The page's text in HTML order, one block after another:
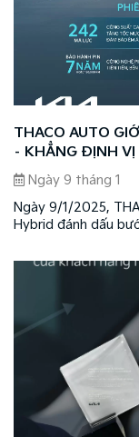
THACO AUTO
– KHẲNG ĐỊNH VỊ
CÔNG NGHỆ
Ngày 9 tháng 1
Ngày 9/1/2025,
Hybrid đánh dấu
với công nghệ tiên
khẳng định vị thế